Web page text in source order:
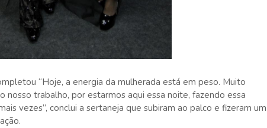
“Hoje, a energia da mulherada está em peso. Muito
nosso trabalho, por estarmos aqui essa noite, fazendo essa
vezes”, conclui a sertaneja que subiram ao palco e fizeram um